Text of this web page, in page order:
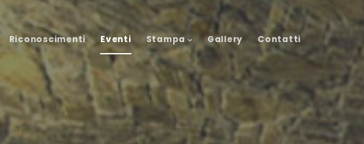
Riconoscimenti Eventi Stampa Gallery Contatti